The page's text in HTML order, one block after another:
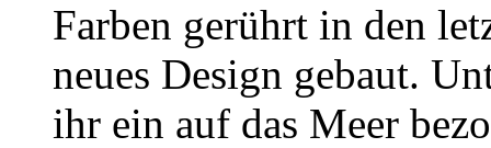
Farben gerührt in den
neues Design gebaut.
ihr ein auf das Meer